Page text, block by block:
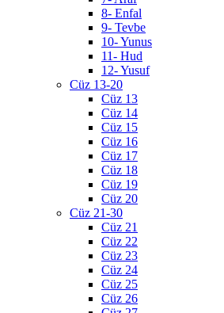
8- Enfal
9- Tevbe
10- Yunus
11- Hud
12- Yusuf
Cüz 13-20
Cüz 13
Cüz 14
Cüz 15
Cüz 16
Cüz 17
Cüz 18
Cüz 19
Cüz 20
Cüz 21-30
Cüz 21
Cüz 22
Cüz 23
Cüz 24
Cüz 25
Cüz 26